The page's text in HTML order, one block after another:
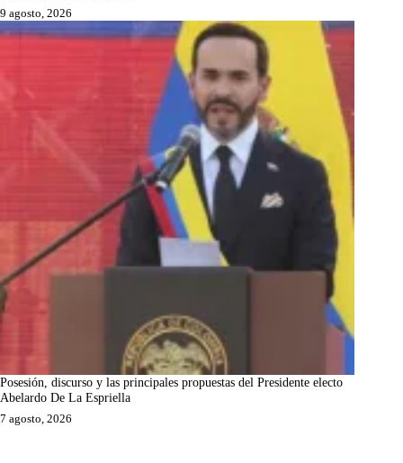
9 agosto, 2026
Posesión, discurso y las principales propuestas del Presidente electo
Abelardo De La Espriella
7 agosto, 2026